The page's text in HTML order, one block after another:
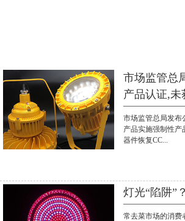
市场监管总
产品认证,未
市场监管总局发布
产品实施强制性产
器件恢复CC...
灯光“陷阱”
常去菜市场的消费